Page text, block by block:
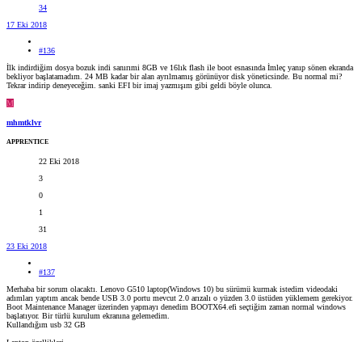
34
17 Eki 2018
#136
İlk indirdiğim dosya bozuk indi sanırımi 8GB ve 16lık flash ile boot esnasında İmleç yanıp sönen ekranda
bekliyor başlatamadım. 24 MB kadar bir alan ayrılmamış görünüyor disk yöneticsinde. Bu normal mi?
Tekrar indirip deneyeceğim. sanki EFI bir imaj yazmışım gibi geldi böyle olunca.
M
mhmtklvr
APPRENTICE
22 Eki 2018
3
0
1
31
23 Eki 2018
#137
Merhaba bir sorum olacaktı. Lenovo G510 laptop(Windows 10) bu sürümü kurmak istedim videodaki
adımları yaptım ancak bende USB 3.0 portu mevcut 2.0 arızalı o yüzden 3.0 üstüden yüklemem gerekiyor.
Boot Maintenance Manager üzerinden yapmayı denedim BOOTX64.efi seçtiğim zaman normal windows
başlatıyor. Bir türlü kurulum ekranına gelemedim.
Kullandığım usb 32 GB